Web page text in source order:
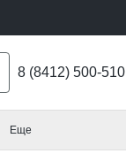
8 (8412) 500-510
Еще